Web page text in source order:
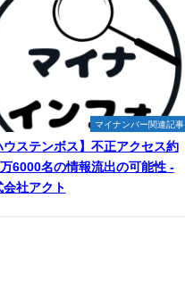
マイナンバー関連記事
ウステンボス】不正アクセス約
6000名の情報流出の可能性 -
会社アクト